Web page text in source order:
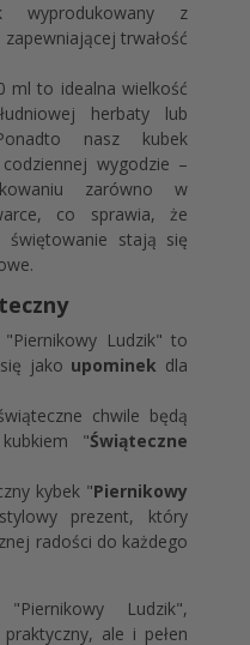
wyprodukowany z
trwałość
ml to idealna wielkość
herbaty lub
nasz kubek
wygodzie –
zarówno w
co sprawia, że
świętowanie stają się
"Piernikowy Ludzik" to
jako upominek dla
chwile będą
"Świąteczne
kybek "Piernikowy
prezent, który
radości do każdego
Ludzik",
ale i pełen